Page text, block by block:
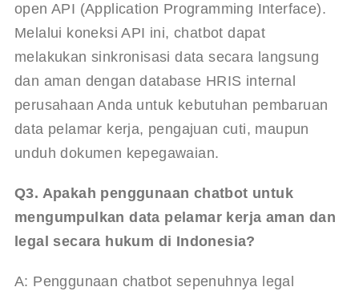
open API (Application Programming Interface).
Melalui koneksi API ini, chatbot dapat
melakukan sinkronisasi data secara langsung
dan aman dengan database HRIS internal
perusahaan Anda untuk kebutuhan pembaruan
data pelamar kerja, pengajuan cuti, maupun
unduh dokumen kepegawaian.
Q3. Apakah penggunaan chatbot untuk
mengumpulkan data pelamar kerja aman dan
legal secara hukum di Indonesia?
A: Penggunaan chatbot sepenuhnya legal